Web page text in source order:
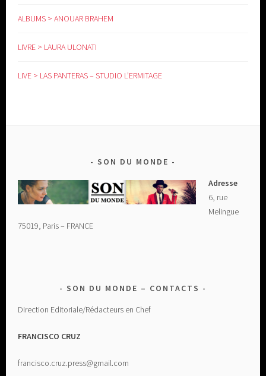
ALBUMS > ANOUAR BRAHEM
LIVRE > LAURA ULONATI
LIVE > LAS PANTERAS – STUDIO L’ERMITAGE
SON DU MONDE
Adresse
6, rue
Melingue
75019, Paris – FRANCE
SON DU MONDE – CONTACTS
Direction Editoriale/Rédacteurs en Chef
FRANCISCO CRUZ
francisco.cruz.press@gmail.com